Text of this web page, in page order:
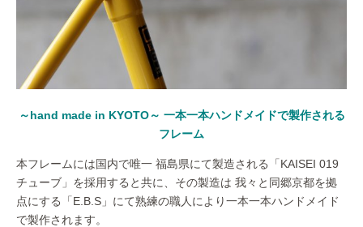
～hand made in KYOTO～ 一本一本ハンドメイドで製作される
フレーム
本フレームには国内で唯一 福島県にて製造される「KAISEI 019
チューブ」を採用すると共に、その製造は 我々と同郷京都を拠
点にする「E.B.S」にて熟練の職人により一本一本ハンドメイド
で製作されます。